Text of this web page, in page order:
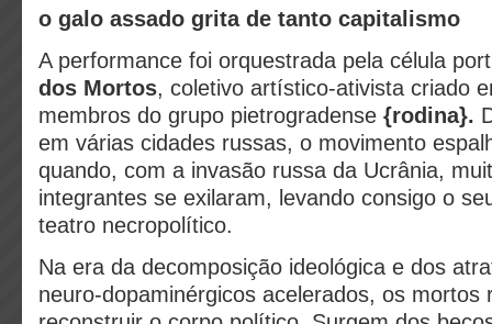
o galo assado grita de tanto capitalismo
A performance foi orquestrada pela célula
dos Mortos, coletivo artístico‑ativista criado
membros do grupo pietrogradense {rodina}.
em várias cidades russas, o movimento
quando, com a invasão russa da Ucrânia,
integrantes se exilaram, levando consigo o
teatro necropolítico.
Na era da decomposição ideológica e dos
neuro‑dopaminérgicos acelerados, os mortos